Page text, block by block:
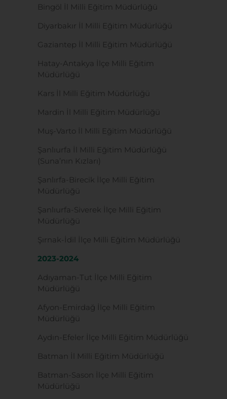
Bingöl İl Milli Eğitim Müdürlüğü
Diyarbakır İl Milli Eğitim Müdürlüğü
Gaziantep İl Milli Eğitim Müdürlüğü
Hatay-Antakya İlçe Milli Eğitim
Müdürlüğü
Kars İl Milli Eğitim Müdürlüğü
Mardin İl Milli Eğitim Müdürlüğü
Muş-Varto İl Milli Eğitim Müdürlüğü
Şanlıurfa İl Milli Eğitim Müdürlüğü
(Suna’nın Kızları)
Şanlırfa-Birecik İlçe Milli Eğitim
Müdürlüğü
Şanlıurfa-Siverek İlçe Milli Eğitim
Müdürlüğü
Şırnak-İdil İlçe Milli Eğitim Müdürlüğü
2023-2024
Adıyaman-Tut İlçe Milli Eğitim
Müdürlüğü
Afyon-Emirdağ İlçe Milli Eğitim
Müdürlüğü
Aydın-Efeler İlçe Milli Eğitim Müdürlüğü
Batman İl Milli Eğitim Müdürlüğü
Batman-Sason İlçe Milli Eğitim
Müdürlüğü